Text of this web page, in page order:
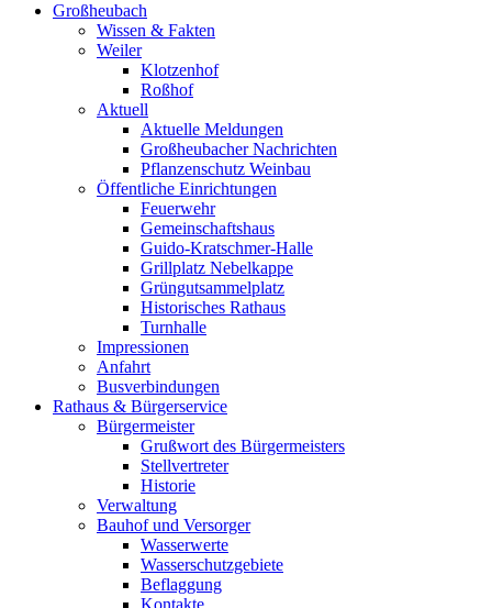
Großheubach
Wissen & Fakten
Weiler
Klotzenhof
Roßhof
Aktuell
Aktuelle Meldungen
Großheubacher Nachrichten
Pflanzenschutz Weinbau
Öffentliche Einrichtungen
Feuerwehr
Gemeinschaftshaus
Guido-Kratschmer-Halle
Grillplatz Nebelkappe
Grüngutsammelplatz
Historisches Rathaus
Turnhalle
Impressionen
Anfahrt
Busverbindungen
Rathaus & Bürgerservice
Bürgermeister
Grußwort des Bürgermeisters
Stellvertreter
Historie
Verwaltung
Bauhof und Versorger
Wasserwerte
Wasserschutzgebiete
Beflaggung
Kontakte